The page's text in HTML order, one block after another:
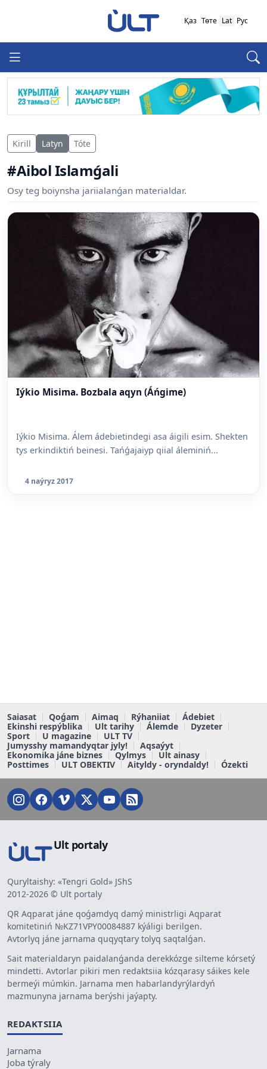
Қаз Төте Lat Рус
Kirill Latyn Tóte
#Aibol Islamǵali
Osy teg boiynsha jariialanǵan materialdar.
Iýkio Misima. Bozbala aqyn (Áńgime)
Iýkio Misima. Álem ádebietindegi asa áigili esim. Shekten
tys erkindiktiń beinesi. Tańǵajaiyp qiial áleminiń...
4 naýryz 2017
Saiasat Qoǵam Aimaq Rýhaniiat
Ádebiet
Ekinshi respýblika
Ult tarihy Álemde
Dyzeter
Sport
U magazine
ULT TV
Jumysshy mamandyqtar jyly!
Aqsaýyt
Ekonomika jáne biznes
Qylmys
Ult ainasy
Posttimes
ULT OBEKTIV Aityldy - oryndaldy! Ózekti
Ult portaly
Quryltaishy: «Tengri Gold» JShS
2012-2026 © Ult portaly
QR Aqparat jáne qoǵamdyq damý ministrligi Aqparat
komitetiniń №KZ71VPY00084887 kýáligi berilgen.
Avtorlyq jáne jarnama quqyqtary tolyq saqtalǵan.
Sait materialdaryn paidalanǵanda derekkózge silteme kórsetý
mindetti. Avtorlar pikiri men redaktsiia kózqarasy sáikes kele
bermeýi múmkin. Jarnama men habarlandyrýlardyń
mazmunyna jarnama berýshi jaýapty.
REDAKTSIIA
Jarnama
Joba týraly